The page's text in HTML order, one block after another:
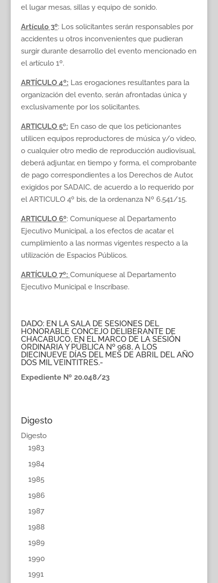
el lugar mesas, sillas y equipo de sonido.
Artículo3º: Los solicitantes serán responsables por
accidentes u otros inconvenientes que pudieran
surgir durante desarrollo del evento mencionado en
el artículo 1º.
ARTÍCULO 4º: Las erogaciones resultantes para la
organización del evento, serán afrontadas única y
exclusivamente por los solicitantes.
ARTICULO 5º: En caso de que los peticionantes
utilicen equipos reproductores de música y/o video,
o cualquier otro medio de reproducción audiovisual,
deberá adjuntar, en tiempo y forma, el comprobante
de pago correspondientes a los Derechos de Autor,
exigidos por SADAIC, de acuerdo a lo requerido por
el ARTICULO 4º bis, de la ordenanza Nº 6.541/15.
ARTICULO 6º: Comuníquese al Departamento
Ejecutivo Municipal, a los efectos de acatar el
cumplimiento a las normas vigentes respecto a la
utilización de Espacios Públicos.
ARTÍCULO 7º: Comuníquese al Departamento
Ejecutivo Municipal e Inscríbase.
DADO: EN LA SALA DE SESIONES DEL
HONORABLE CONCEJO DELIBERANTE DE
CHACABUCO, EN EL MARCO DE LA SESIÓN
ORDINARIA Y PÚBLICA Nº 968, A LOS
DIECINUEVE DÍAS DEL MES DE ABRIL DEL AÑO
DOS MIL VEINTITRES.-
Expediente Nº 20.048/23
Digesto
Digesto
1983
1984
1985
1986
1987
1988
1989
1990
1991